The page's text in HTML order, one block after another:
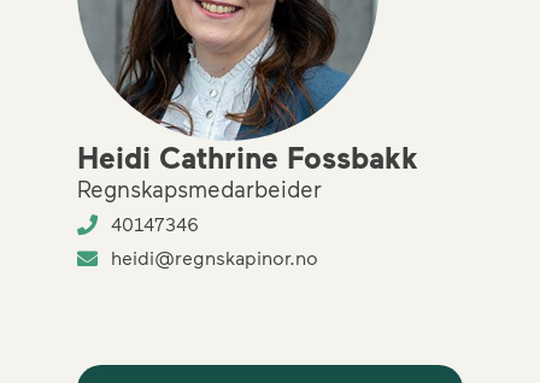
Heidi Cathrine Fossbakk
Regnskapsmedarbeider
40147346
heidi@regnskapinor.no